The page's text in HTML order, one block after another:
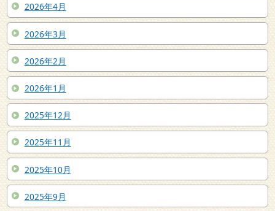
2026年4月
2026年3月
2026年2月
2026年1月
2025年12月
2025年11月
2025年10月
2025年9月